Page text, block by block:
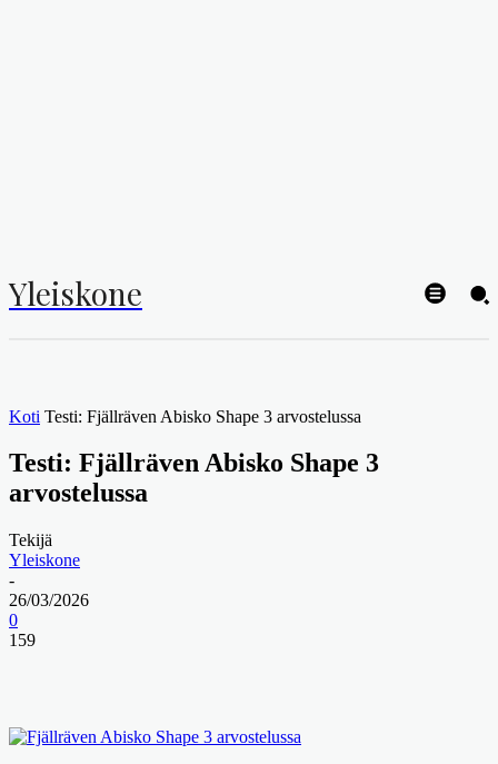
Yleiskone
Koti Testi: Fjällräven Abisko Shape 3 arvostelussa
Testi: Fjällräven Abisko Shape 3
arvostelussa
Tekijä
Yleiskone
-
26/03/2026
0
159